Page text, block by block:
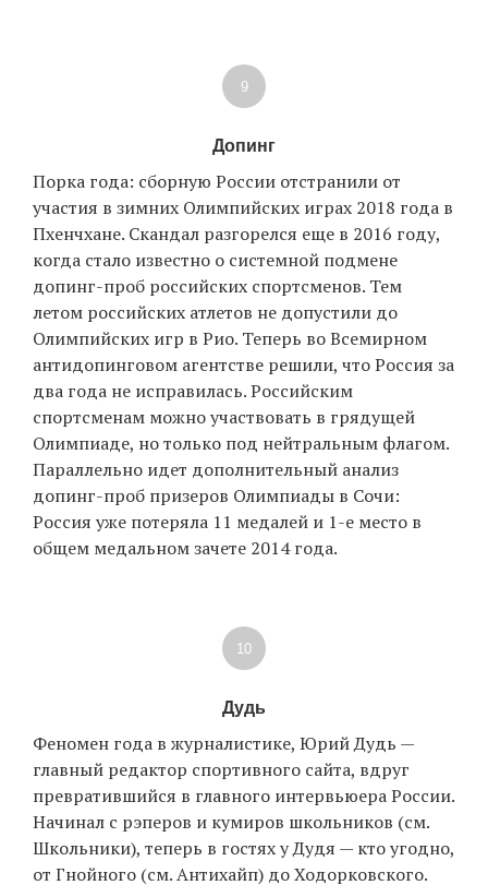
9
Допинг
Порка года: сборную России отстранили от
участия в зимних Олимпийских играх 2018 года в
Пхенчхане. Скандал разгорелся еще в 2016 году,
когда стало известно о системной подмене
допинг-проб российских спортсменов. Тем
летом российских атлетов не допустили до
Олимпийских игр в Рио. Теперь во Всемирном
антидопинговом агентстве решили, что Россия за
два года не исправилась. Российским
спортсменам можно участвовать в грядущей
Олимпиаде, но только под нейтральным флагом.
Параллельно идет дополнительный анализ
допинг-проб призеров Олимпиады в Сочи:
Россия уже потеряла 11 медалей и 1-е место в
общем медальном зачете 2014 года.
10
Дудь
Феномен года в журналистике, Юрий Дудь —
главный редактор спортивного сайта, вдруг
превратившийся в главного интервьюера России.
Начинал с рэперов и кумиров школьников (см.
Школьники), теперь в гостях у Дудя — кто угодно,
от Гнойного (см. Антихайп) до Ходорковского.